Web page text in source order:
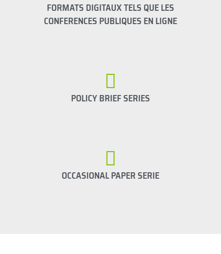
FORMATS DIGITAUX TELS QUE LES
CONFERENCES PUBLIQUES EN LIGNE
POLICY BRIEF SERIES
OCCASIONAL PAPER SERIE